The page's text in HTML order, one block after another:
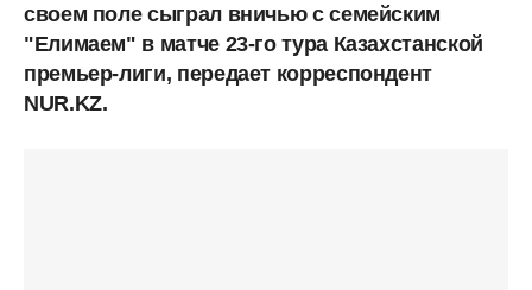
своем поле сыграл вничью с семейским
"Елимаем" в матче 23-го тура Казахстанской
премьер-лиги, передает корреспондент
NUR.KZ.